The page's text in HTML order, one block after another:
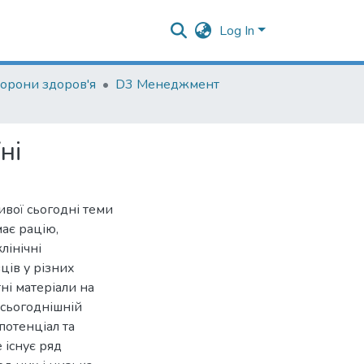
Log In
здоров'я
D3 Менеджмент
сьогодні теми
рацію,
у різних
матеріали на
та
ряд